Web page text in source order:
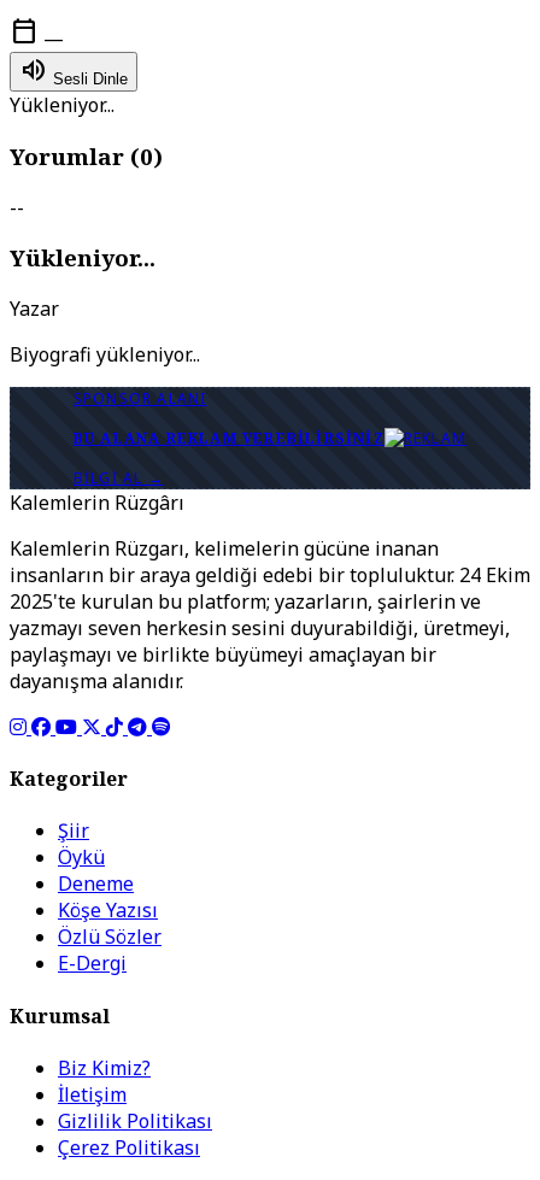
calendar_today —
volume_up Sesli Dinle
Yükleniyor...
Yorumlar (0)
--
Yükleniyor...
Yazar
Biyografi yükleniyor...
SPONSOR ALANI
BU ALANA REKLAM VEREBILIRSINIZ
BILGI AL →
Kalemlerin Rüzgârı
Kalemlerin Rüzgarı, kelimelerin gücüne inanan
insanların bir araya geldiği edebi bir topluluktur. 24 Ekim
2025'te kurulan bu platform; yazarların, şairlerin ve
yazmayı seven herkesin sesini duyurabildiği, üretmeyi,
paylaşmayı ve birlikte büyümeyi amaçlayan bir
dayanışma alanıdır.
Kategoriler
Şiir
Öykü
Deneme
Köşe Yazısı
Özlü Sözler
E-Dergi
Kurumsal
Biz Kimiz?
İletişim
Gizlilik Politikası
Çerez Politikası